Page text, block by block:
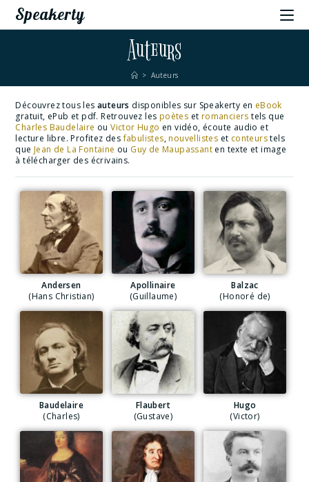
Speakerty
Auteurs
> Auteurs
Découvrez tous lesauteurs disponibles sur Speakerty en eBook
gratuit, ePub et pdf. Retrouvez les poètes et romanciers tels que
Charles Baudelaire ouVictor Hugo en vidéo, écoute audio et
lecture libre. Profitez desfabulistes,nouvellistes et conteurstels
queJean de La Fontaine ou Guy de Maupassant en texte et image
à télécharger des écrivains.
Andersen
(Hans Christian)
Apollinaire
(Guillaume)
Balzac
(Honoré de)
Baudelaire
(Charles)
Flaubert
(Gustave)
Hugo
(Victor)